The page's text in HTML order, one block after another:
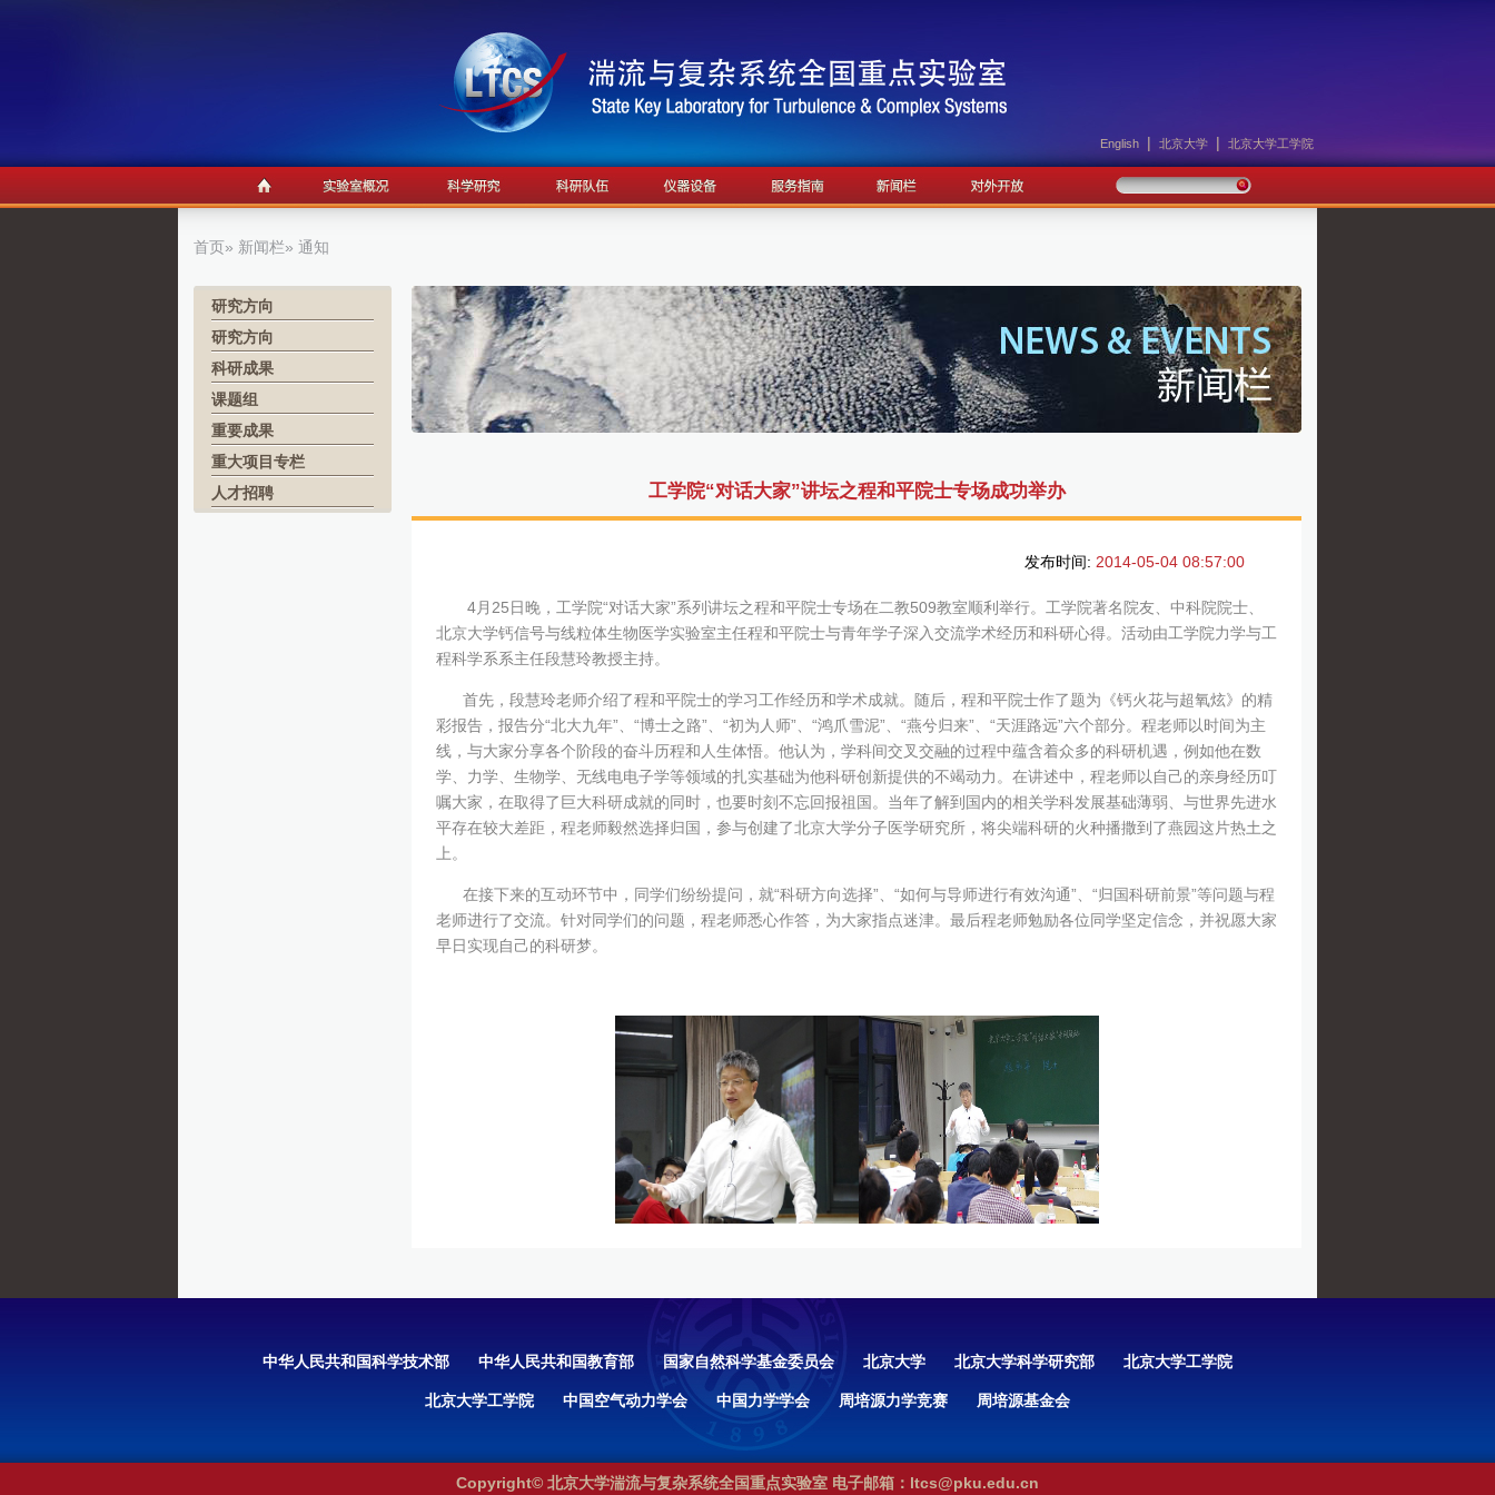
English | 北京大学 | 北京大学工学院
首页» 新闻栏» 通知
研究方向
研究方向
科研成果
课题组
重要成果
重大项目专栏
人才招聘
工学院“对话大家”讲坛之程和平院士专场成功举办
发布时间: 2014-05-04 08:57:00
4月25日晚，工学院“对话大家”系列讲坛之程和平院士专场在二教509教室顺利举行。工学院著名院友、中科院院士、
北京大学钙信号与线粒体生物医学实验室主任程和平院士与青年学子深入交流学术经历和科研心得。活动由工学院力学与工
程科学系系主任段慧玲教授主持。
首先，段慧玲老师介绍了程和平院士的学习工作经历和学术成就。随后，程和平院士作了题为《钙火花与超氧炫》的精
彩报告，报告分“北大九年”、“博士之路”、“初为人师”、“鸿爪雪泥”、“燕兮归来”、“天涯路远”六个部分。程老师以时间为主
线，与大家分享各个阶段的奋斗历程和人生体悟。他认为，学科间交叉交融的过程中蕴含着众多的科研机遇，例如他在数
学、力学、生物学、无线电电子学等领域的扎实基础为他科研创新提供的不竭动力。在讲述中，程老师以自己的亲身经历叮
嘱大家，在取得了巨大科研成就的同时，也要时刻不忘回报祖国。当年了解到国内的相关学科发展基础薄弱、与世界先进水
平存在较大差距，程老师毅然选择归国，参与创建了北京大学分子医学研究所，将尖端科研的火种播撒到了燕园这片热土之
上。
在接下来的互动环节中，同学们纷纷提问，就“科研方向选择”、“如何与导师进行有效沟通”、“归国科研前景”等问题与程
老师进行了交流。针对同学们的问题，程老师悉心作答，为大家指点迷津。最后程老师勉励各位同学坚定信念，并祝愿大家
早日实现自己的科研梦。
中华人民共和国科学技术部 中华人民共和国教育部 国家自然科学基金委员会 北京大学 北京大学科学研究部 北京大学工学院
北京大学工学院 中国空气动力学会 中国力学学会 周培源力学竞赛 周培源基金会
Copyright© 北京大学湍流与复杂系统全国重点实验室 电子邮箱：ltcs@pku.edu.cn